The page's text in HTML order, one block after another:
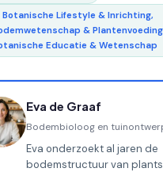
Lifestyle & Inrichting,
&
Educatie & Wetenschap
Eva de Graaf
Bodembioloog en
Eva onderzoekt al jaren de
bodemstructuur van